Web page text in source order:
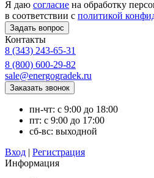
Я даю согласие на обработку
в соответствии с политикой
Контакты
8 (343) 243-65-31
8 (800) 600-29-82
sale@energogradek.ru
пн-чт: с 9:00 до 18:00
пт: с 9:00 до 17:00
сб-вс: выходной
Вход | Регистрация
Информация